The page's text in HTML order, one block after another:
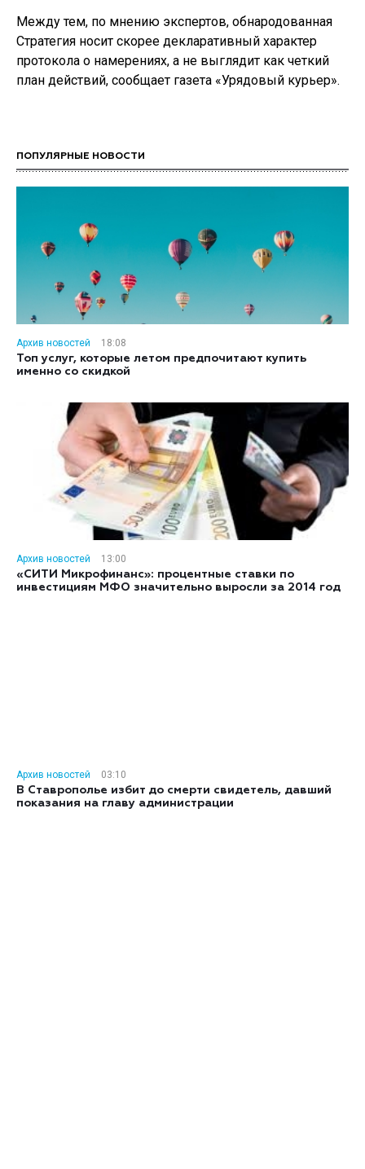
Между тем, по мнению экспертов, обнародованная
Стратегия носит скорее декларативный характер
протокола о намерениях, а не выглядит как четкий
план действий, сообщает газета «Урядовый курьер».
ПОПУЛЯРНЫЕ НОВОСТИ
Архив новостей
18:08
Топ услуг, которые летом предпочитают купить
именно со скидкой
Архив новостей
13:00
«СИТИ Микрофинанс»: процентные ставки по
инвестициям МФО значительно выросли за 2014 год
Архив новостей
03:10
В Ставрополье избит до смерти свидетель, давший
показания на главу администрации